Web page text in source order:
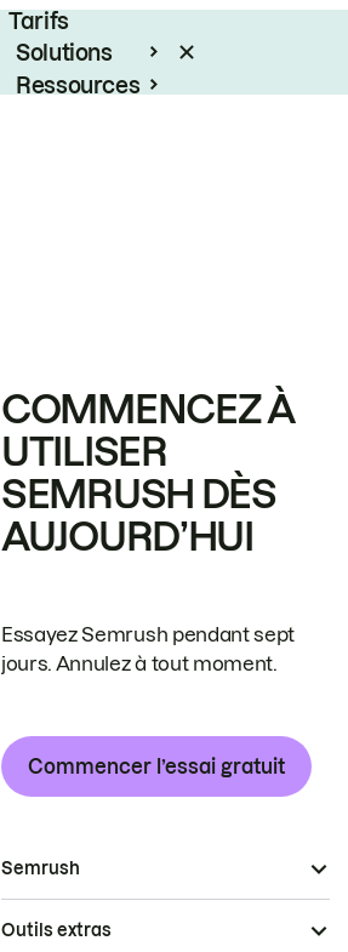
Tarifs
Solutions
Ressources
COMMENCEZ À
UTILISER
SEMRUSH DÈS
AUJOURD’HUI
Essayez Semrush pendant sept
jours. Annulez à tout moment.
Commencer l’essai gratuit
Semrush
Outils extras